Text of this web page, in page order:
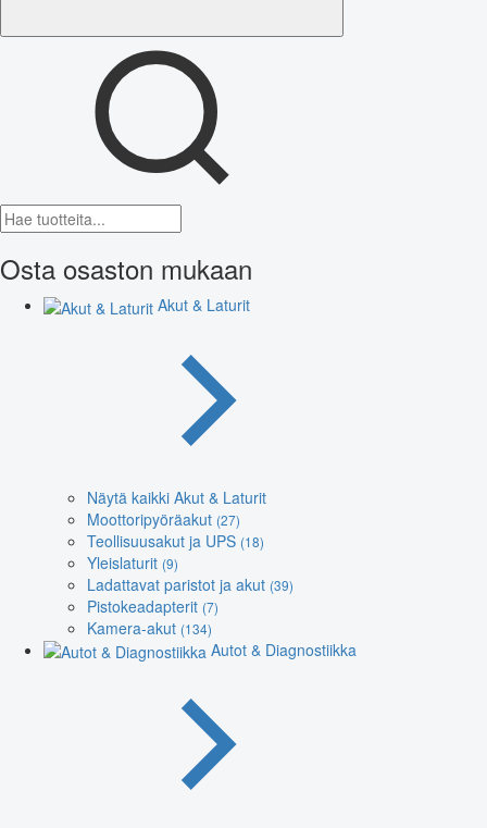
Osta osaston mukaan
Akut & Laturit
Näytä kaikki Akut & Laturit
Moottoripyöräakut (27)
Teollisuusakut ja UPS (18)
Yleislaturit (9)
Ladattavat paristot ja akut (39)
Pistokeadapterit (7)
Kamera-akut (134)
Autot & Diagnostiikka